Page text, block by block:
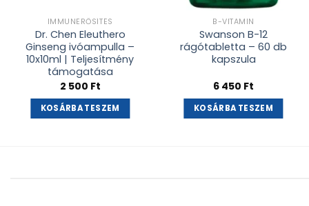
IMMUNERŐSÍTÉS
Dr. Chen Eleuthero
Ginseng ivóampulla –
10x10ml | Teljesítmény
támogatása
2 500 Ft
KOSÁRBA TESZEM
B-VITAMIN
Swanson B-12
rágótabletta – 60 db
kapszula
6 450 Ft
KOSÁRBA TESZEM